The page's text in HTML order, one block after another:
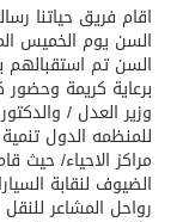
اقام فريق حياتنا
السن تم استقبالهم
برعاية كريمة
وزير العدل /
للمنظمه الدول
مراكز الاحياء/ حيث
الضيوف لنقابة
رواحل المشاعر للنقل